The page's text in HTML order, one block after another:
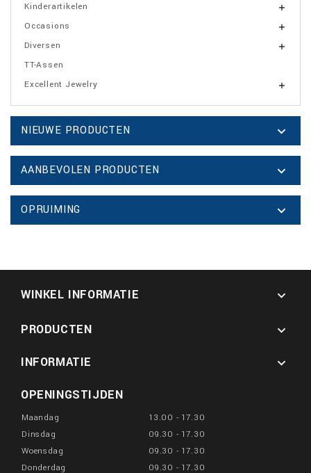
Kinderartikelen 
Occasions 
Diversen 
TT-Assen
Excellent Jewelry

NIEUWE PRODUCTEN 
AANBEVOLEN PRODUCTEN 
OPRUIMING 
WINKEL INFORMATIE 
PRODUCTEN

INFORMATIE

OPENINGSTIJDEN
Maandag
13.00 - 17.30
Dinsdag
09.30 - 17.30
Woensdag
09.30 - 17.30
Donderdag
09.30 - 17.30